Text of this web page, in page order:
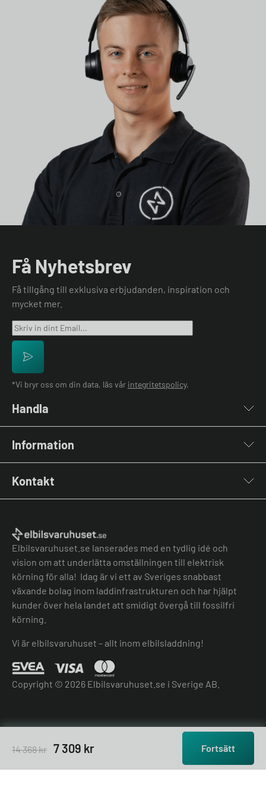
Få Nyhetsbrev
Få tillgång till exklusiva erbjudanden, inspiration och
mycket mer.
*Vi bryr oss om din data, läs vår integritetspolicy.
Handla
Laddkablar
Kabelhållare
Stolpar & Fästen
Information
Lastbalansering
Grön teknik bidrag
Jämför laddboxar
Köpvillkor
Kontakt
Elbilsvaruhuset.se lanserades med en tydlig idé och
vision om att underlätta omställningen till elektrisk
körning för alla! Idag är vi ett av Sveriges snabbast
växande bolag inom laddinfrastrukturen och har hjälpt
kunder över hela landet att smidigt övergå till fossilfri
körning.
Vi är elbilsvaruhuset – allt inom elbilsladdning!
Copyright © 2026 Elbilsvaruhuset.se i Sverige AB.
14 368kr 7 309 kr Fortsätt